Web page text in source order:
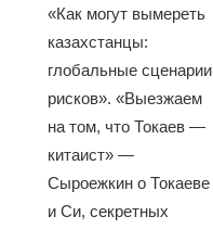
«Как могут вымереть
казахстанцы:
глобальные сценарии
рисков». «Выезжаем
на том, что Токаев —
китаист» —
Сыроежкин о Токаеве
и Си, секретных